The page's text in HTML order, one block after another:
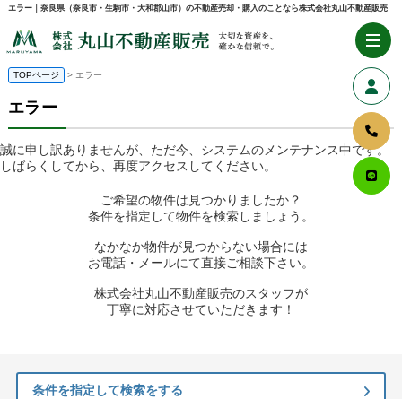
エラー｜奈良県（奈良市・生駒市・大和郡山市）の不動産売却・購入のことなら株式会社丸山不動産販売
TOPページ > エラー
エラー
誠に申し訳ありませんが、ただ今、システムのメンテナンス中です。
しばらくしてから、再度アクセスしてください。
ご希望の物件は見つかりましたか？
条件を指定して物件を検索しましょう。
なかなか物件が見つからない場合には
お電話・メールにて直接ご相談下さい。
株式会社丸山不動産販売のスタッフが
丁寧に対応させていただきます！
条件を指定して検索をする